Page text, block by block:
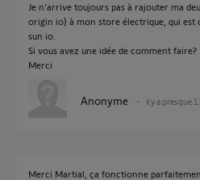
Je n'arrive toujours pas à rajouter ma
origin io) à mon store électrique, qui est
sun io.
Si vous avez une idée de comment faire?
Merci
Anonyme il y a presque
Merci Martial, ça fonctionne